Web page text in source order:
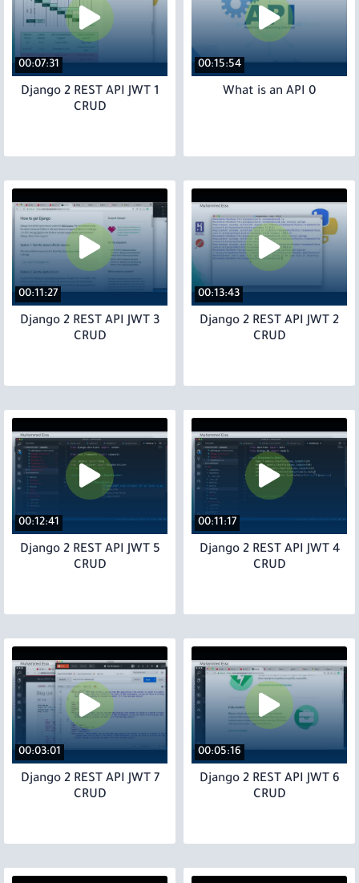
00:15:54
0 What is an API
00:07:31
1 Django 2 REST API JWT
CRUD
00:13:43
2 Django 2 REST API JWT
CRUD
00:11:27
3 Django 2 REST API JWT
CRUD
00:11:17
4 Django 2 REST API JWT
CRUD
00:12:41
5 Django 2 REST API JWT
CRUD
00:05:16
6 Django 2 REST API JWT
CRUD
00:03:01
7 Django 2 REST API JWT
CRUD